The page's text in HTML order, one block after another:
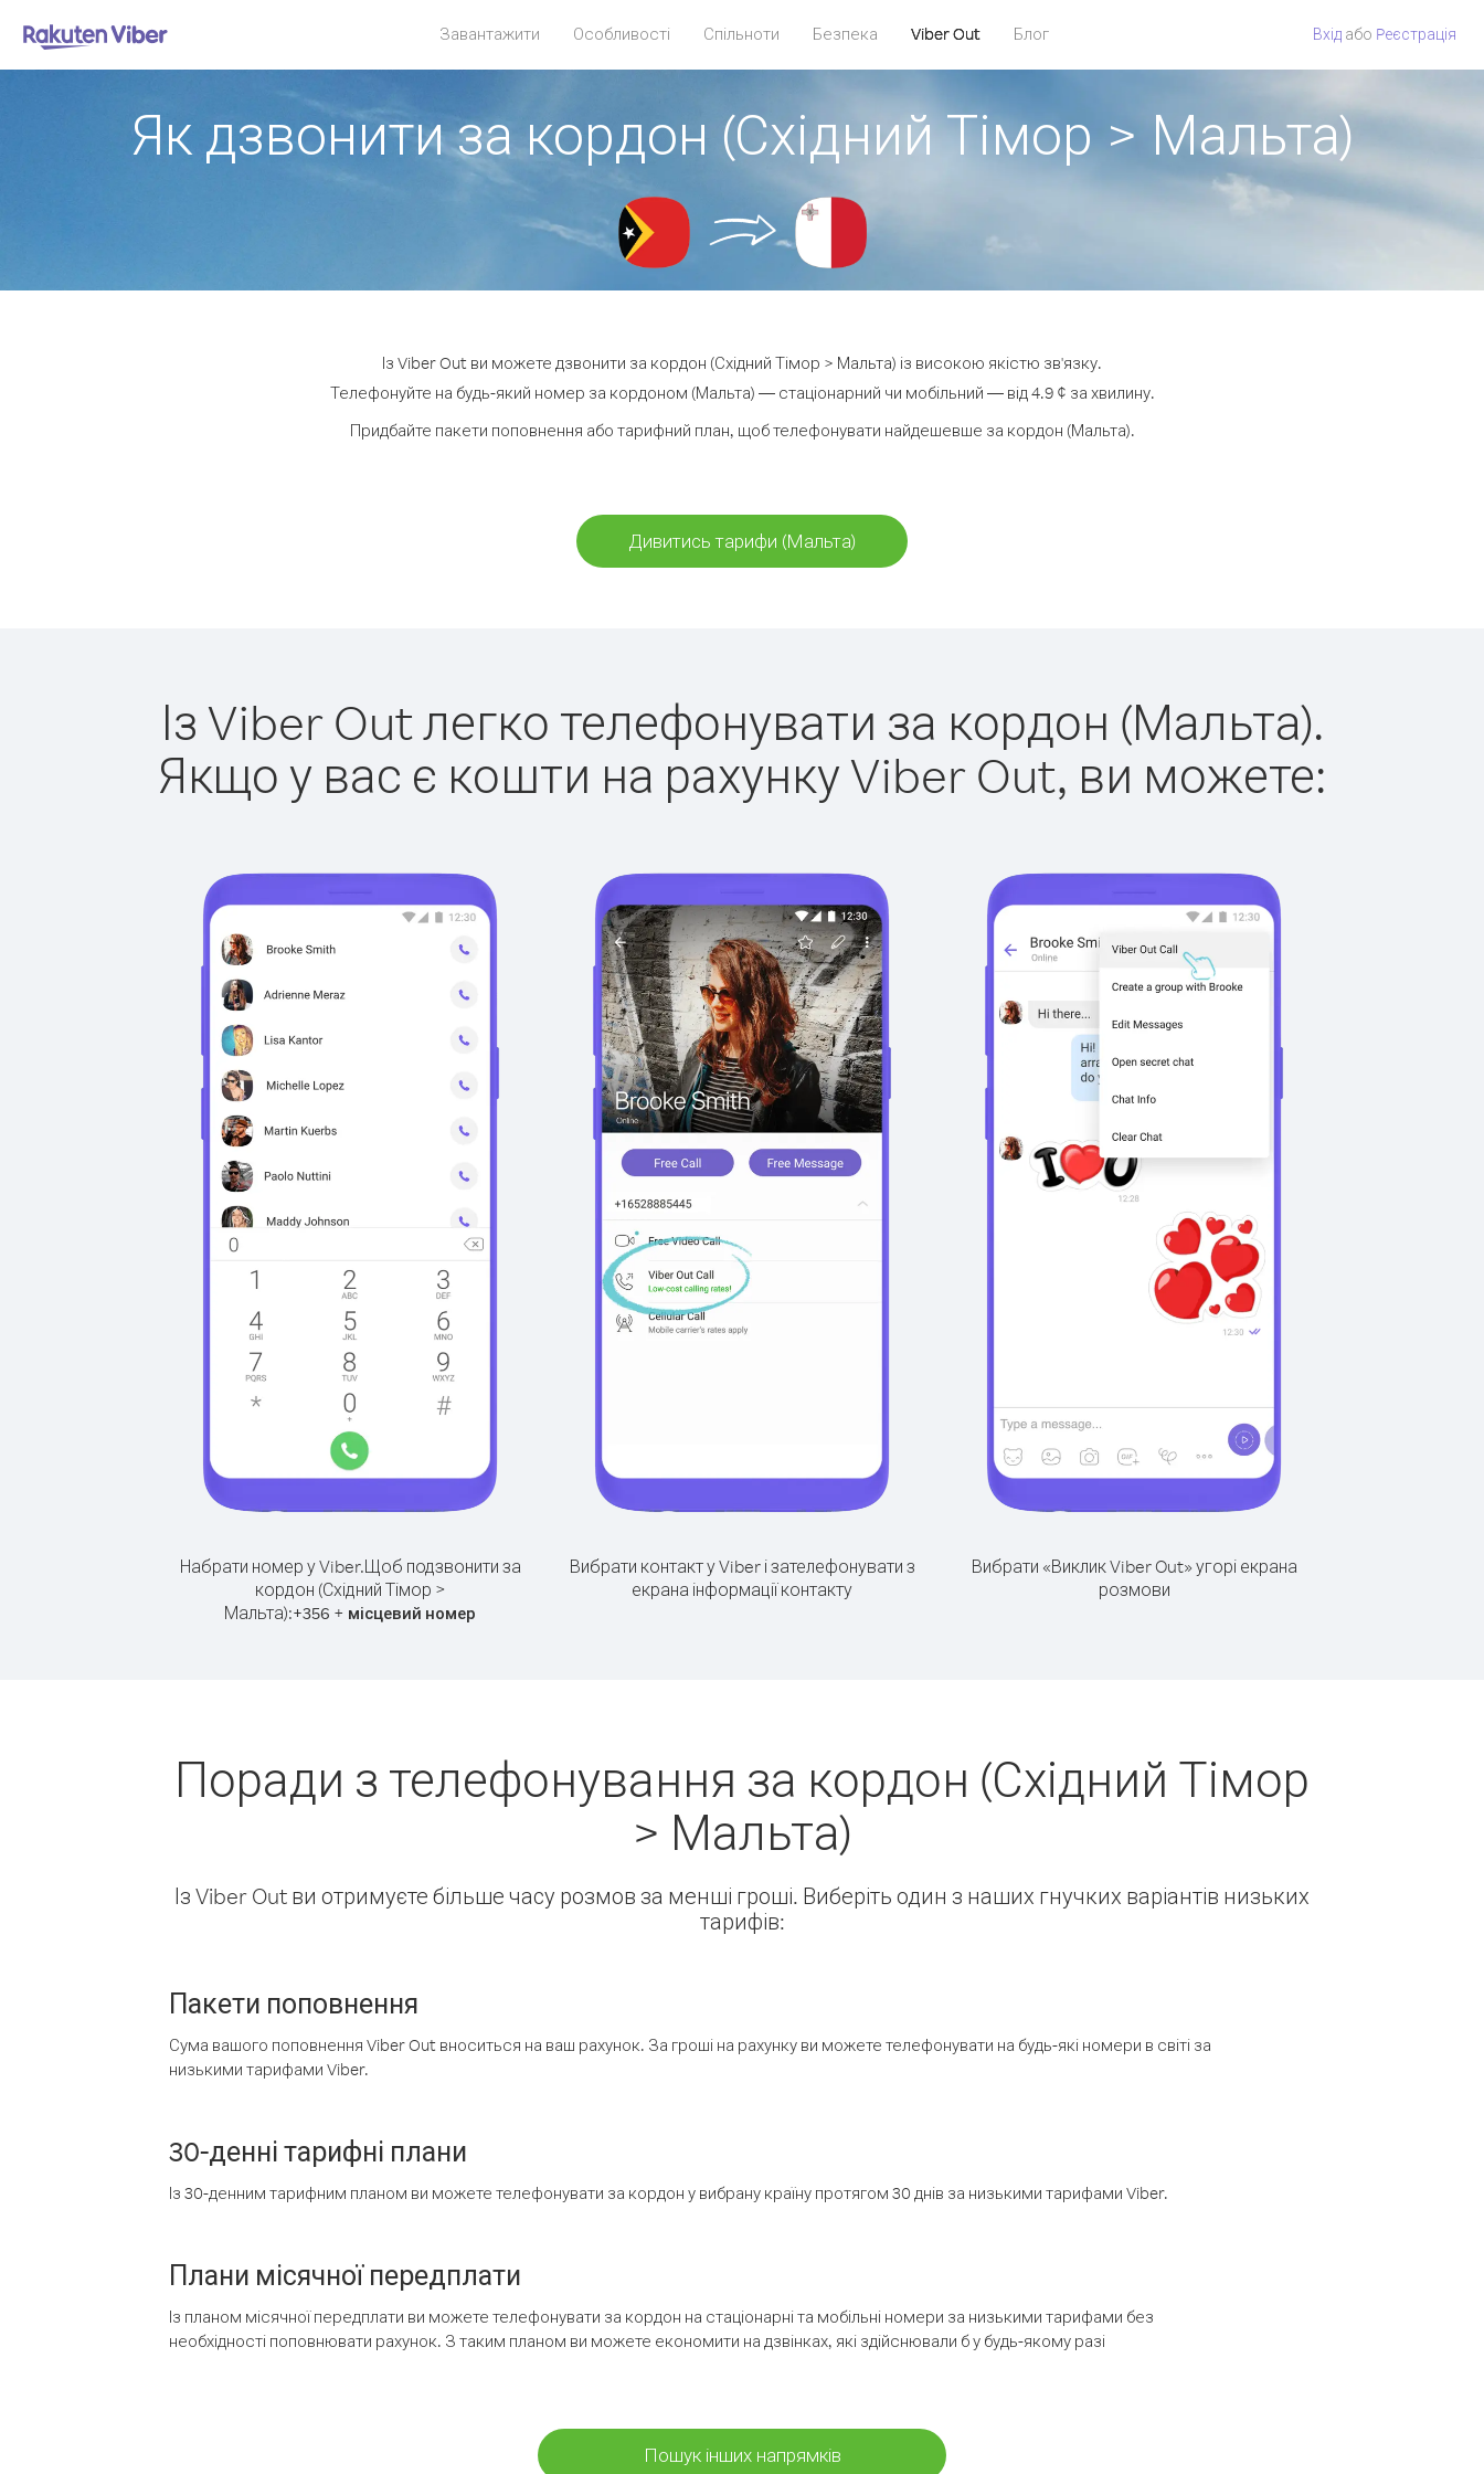
Завантажити Особливості Спільноти Безпека Viber Out Блог Вхід або Pеєстрація
Як дзвонити за кордон (Східний Тімор > Мальта)
Із Viber Out ви можете дзвонити за кордон (Східний Тімор > Мальта) із високою якістю зв'язку.
Телефонуйте на будь-який номер за кордоном (Мальта) — стаціонарний чи мобільний — від 4.9 ¢ за хвилину.
Придбайте пакети поповнення або тарифний план, щоб телефонувати найдешевше за кордон (Мальта).
Дивитись тарифи (Мальта)
Із Viber Out легко телефонувати за кордон (Мальта).
Якщо у вас є кошти на рахунку Viber Out, ви можете:
Набрати номер у Viber.Щоб подзвонити за
кордон (Східний Тімор >
Мальта):+356 + місцевий номер
Вибрати контакт у Viber і зателефонувати з
екрана інформації контакту
Вибрати «Виклик Viber Out» угорі екрана
розмови
Поради з телефонування за кордон (Східний Тімор
> Мальта)
Із Viber Out ви отримуєте більше часу розмов за менші гроші. Виберіть один з наших гнучких варіантів низьких
тарифів:
Пакети поповнення
Сума вашого поповнення Viber Out вноситься на ваш рахунок. За гроші на рахунку ви можете телефонувати на будь-які номери в світі за
низькими тарифами Viber.
30-денні тарифні плани
Із 30-денним тарифним планом ви можете телефонувати за кордон у вибрану країну протягом 30 днів за низькими тарифами Viber.
Плани місячної передплати
Із планом місячної передплати ви можете телефонувати за кордон на стаціонарні та мобільні номери за низькими тарифами без
необхідності поповнювати рахунок. З таким планом ви можете економити на дзвінках, які здійснювали б у будь-якому разі
Пошук інших напрямків